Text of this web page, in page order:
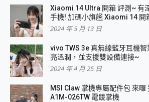
Xiaomi 14 Ultra 開箱 評測~ 有
手機! 加碼小旗艦 Xiaomi 14 開
2024 年 5 月 13 日
vivo TWS 3e 真無線藍牙耳機
亮溫潤，並支援雙設備連接~
2024 年 4 月 25 日
MSI Claw 掌機專屬配件包 來囉
A1M-026TW 電競掌機